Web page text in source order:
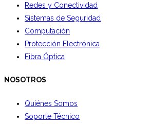
Redes y Conectividad
Sistemas de Seguridad
Computación
Protección Electrónica
Fibra Óptica
NOSOTROS
Quiénes Somos
Soporte Técnico